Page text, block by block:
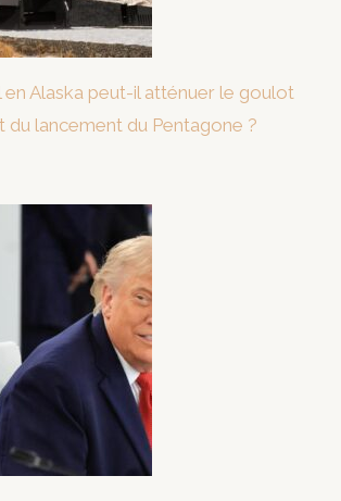
en Alaska peut-il atténuer le goulot
du lancement du Pentagone ?